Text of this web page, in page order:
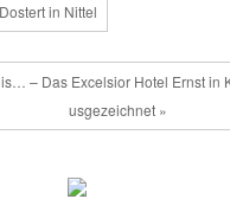
in Nittel
– Das Excelsior Hotel Ernst in
usgezeichnet »